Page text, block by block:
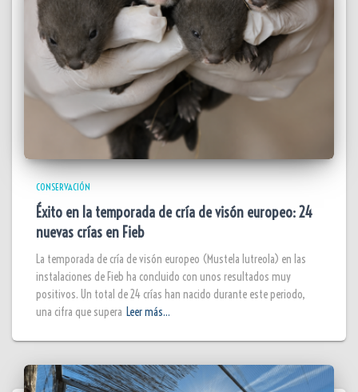
CONSERVACIÓN
Éxito en la temporada de cría de visón europeo: 24
nuevas crías en Fieb
La temporada de cría de visón europeo (Mustela lutreola) en las
instalaciones de Fieb ha concluido con unos resultados muy
positivos. Un total de 24 crías han nacido durante este periodo,
una cifra que supera Leer más…